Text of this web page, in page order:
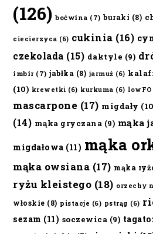
(126) boćwina (7) buraki (8)
ciecierzyca (6) cukinia (16)
czekolada (15) daktyle (9)
imbir (7) jabłka (8) jarmuż (6)
(10) krewetki (6) kurkuma (6)
mascarpone (17) migdały
(14) mąka gryczana (9) mąka
migdałowa (11) mąka
mąka owsiana (17) mąka
ryżu kleistego (18) orzechy
włoskie (8) pistacje (6) pstrąg (6)
sezam (11) soczewica (9)